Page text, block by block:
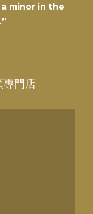
minor in the
專門店